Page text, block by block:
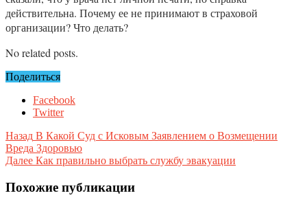
действительна. Почему ее не принимают в страховой
организации? Что делать?
No related posts.
Поделиться
Facebook
Twitter
Назад В Какой Суд с Исковым Заявлением о Возмещении
Вреда Здоровью
Далее Как правильно выбрать службу эвакуации
Похожие публикации